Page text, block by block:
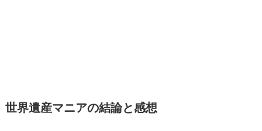
世界遺産マニアの結論と感想